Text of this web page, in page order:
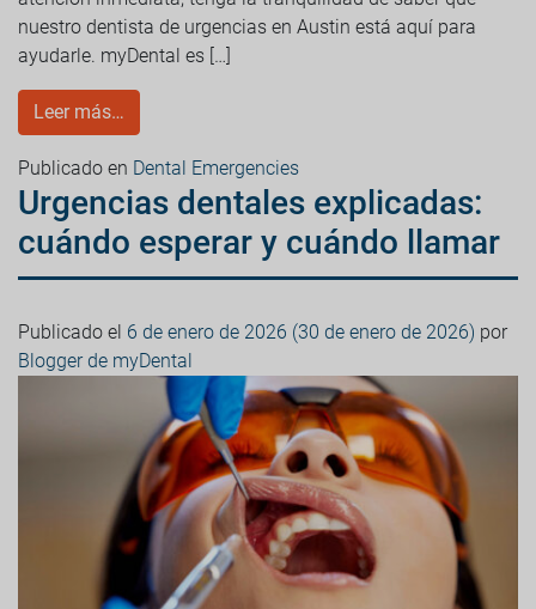
nuestro dentista de urgencias en Austin está aquí para
ayudarle. myDental es […]
Leer más…
Publicado en Dental Emergencies
Urgencias dentales explicadas:
cuándo esperar y cuándo llamar
Publicado el 6 de enero de 2026 (30 de enero de 2026) por
Blogger de myDental